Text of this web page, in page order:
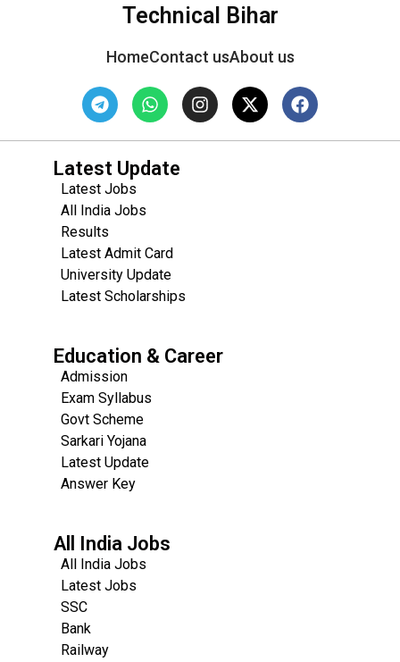
Technical Bihar
HomeContact usAbout us
Latest Update
Latest Jobs
All India Jobs
Results
Latest Admit Card
University Update
Latest Scholarships
Education & Career
Admission
Exam Syllabus
Govt Scheme
Sarkari Yojana
Latest Update
Answer Key
All India Jobs
All India Jobs
Latest Jobs
SSC
Bank
Railway